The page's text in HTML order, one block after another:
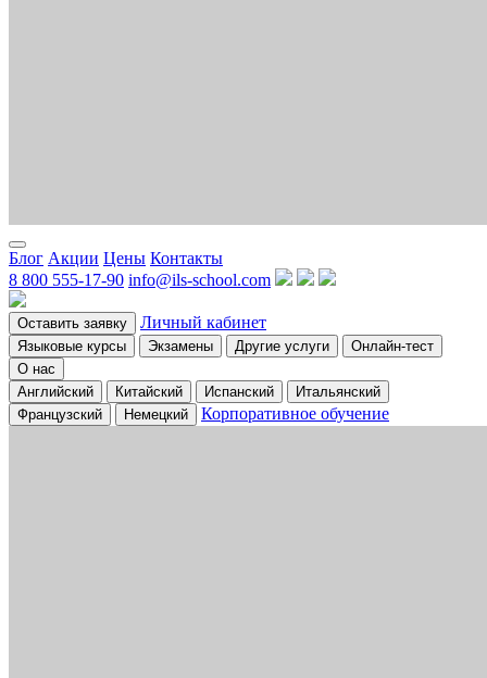
Блог Акции Цены Контакты
8 800 555-17-90 info@ils-school.com
Оставить заявку Личный кабинет
Языковые курсы Экзамены Другие услуги
Онлайн-тест
О нас
Английский
Китайский Испанский
Итальянский
Французский
Немецкий Корпоративное обучение